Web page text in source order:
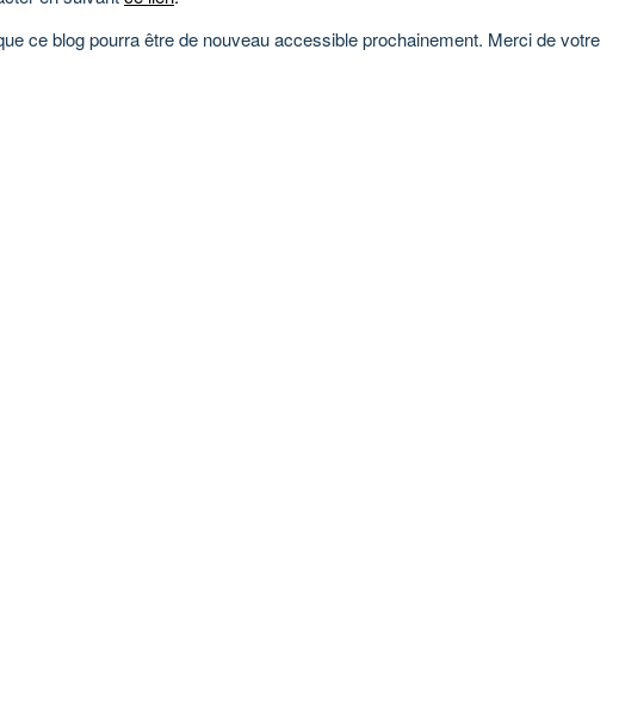
ce blog pourra être de nouveau accessible prochainement. Merci de votre